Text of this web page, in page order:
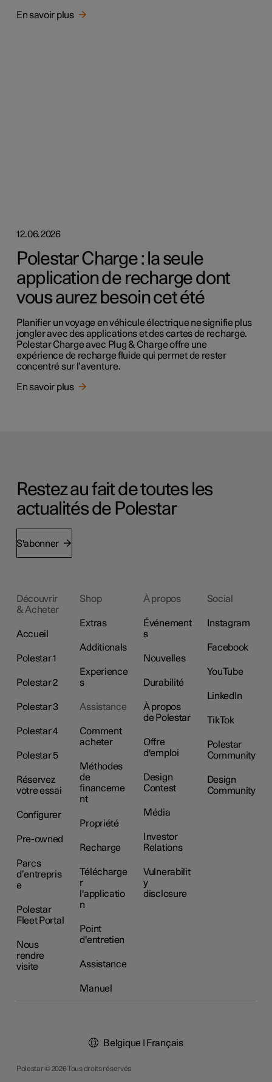
En savoir plus
12.06.2026
Polestar Charge : la seule
application de recharge dont
vous aurez besoin cet été
Planifier un voyage en véhicule électrique ne signifie plus
jongler avec des applications et des cartes de recharge.
Polestar Charge avec Plug & Charge offre une
expérience de recharge fluide qui permet de rester
concentré sur l’aventure.
En savoir plus
Restez au fait de toutes les
actualités de Polestar
S'abonner
Découvrir
& Acheter
Accueil
Polestar 1
Polestar 2
Polestar 3
Polestar 4
Polestar 5
Réservez
votre essai
Configurer
Pre-owned
Parcs
d’entrepris
e
Polestar
Fleet Portal
Nous
rendre
visite
Shop
Extras
Additionals
Experience
s
Assistance
Comment
acheter
Méthodes
de
financeme
nt
Propriété
Recharge
Télécharge
r
l'applicatio
n
Point
d'entretien
Assistance
Manuel
À propos
Événement
s
Nouvelles
Durabilité
À propos
de Polestar
Offre
d'emploi
Design
Contest
Média
Investor
Relations
Vulnerabilit
y
disclosure
Social
Instagram
Facebook
YouTube
LinkedIn
TikTok
Polestar
Community
Design
Community
Polestar © 2026 Tous droits réservés
Belgique | Français